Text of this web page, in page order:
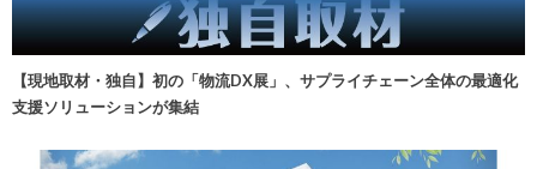
【現地取材・独自】初の「物流DX展」、サプライチェーン全体の最適化
支援ソリューションが集結